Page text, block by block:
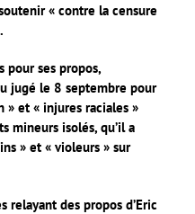
« contre la censure
pour ses propos,
jugé le 8 septembre pour
» et « injures raciales »
mineurs isolés, qu’il a
» et « violeurs » sur
relayant des propos d’Eric